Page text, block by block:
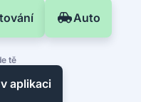
Auto
tě
aplikaci